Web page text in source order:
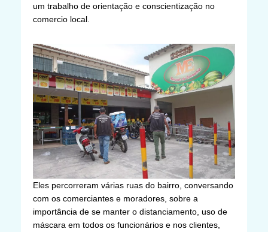
um trabalho de orientação e conscientização no
comercio local.
Eles percorreram várias ruas do bairro, conversando
com os comerciantes e moradores, sobre a
importância de se manter o distanciamento, uso de
máscara em todos os funcionários e nos clientes,